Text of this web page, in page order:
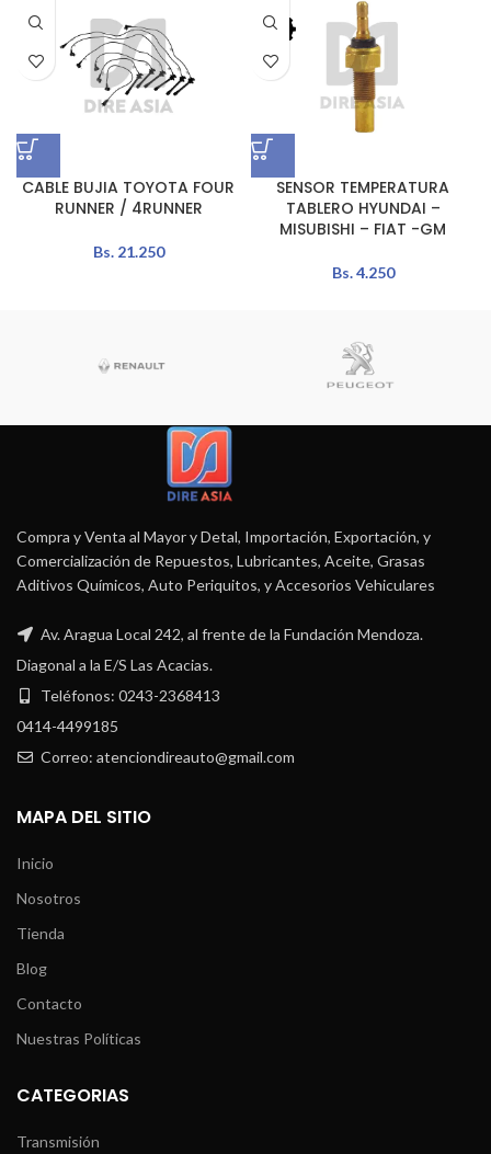
CABLE BUJIA TOYOTA FOUR
RUNNER / 4RUNNER
Bs.21.250
SENSOR TEMPERATURA
TABLERO HYUNDAI –
MISUBISHI – FIAT -GM
Bs.4.250
Compra y Venta al Mayor y Detal, Importación, Exportación, y
Comercialización de Repuestos, Lubricantes, Aceite, Grasas
Aditivos Químicos, Auto Periquitos, y Accesorios Vehiculares
Av. Aragua Local 242, al frente de la Fundación Mendoza.
Diagonal a la E/S Las Acacias.
Teléfonos: 0243-2368413
0414-4499185
Correo: atenciondireauto@gmail.com
MAPA DEL SITIO
Inicio
Nosotros
Tienda
Blog
Contacto
Nuestras Políticas
CATEGORIAS
Transmisión